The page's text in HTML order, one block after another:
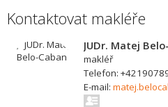
Kontaktovat makléře
JUDr. Matej
makléř
Telefon:
E-mail: